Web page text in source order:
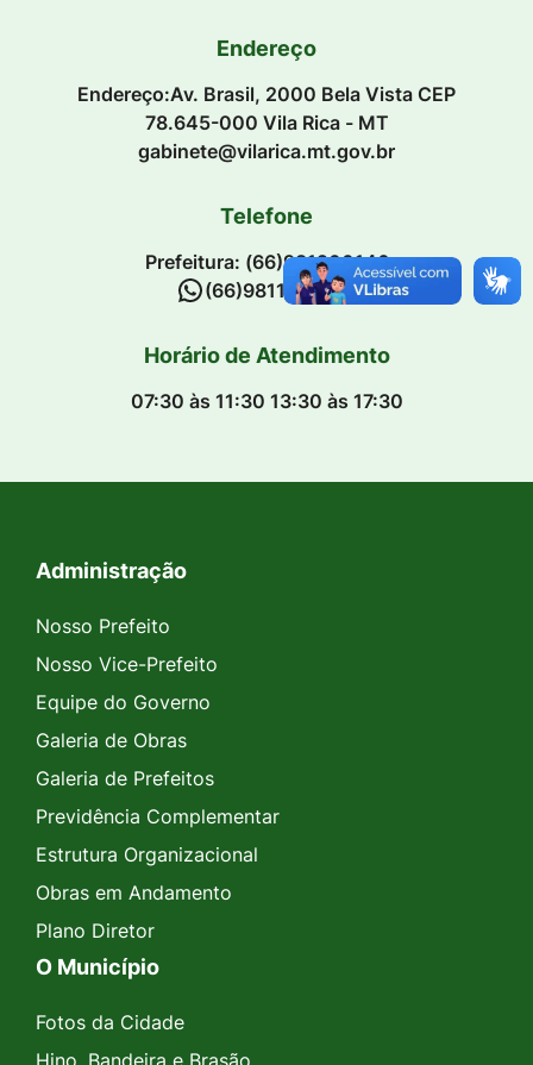
Endereço
Endereço:Av. Brasil, 2000 Bela Vista CEP
78.645-000 Vila Rica - MT
gabinete@vilarica.mt.gov.br
Telefone
Prefeitura: (66)981200146
(66)98110-0208
Horário de Atendimento
07:30 às 11:30 13:30 às 17:30
Seção do Rodapé e Contato
Administração
Nosso Prefeito
Nosso Vice-Prefeito
Equipe do Governo
Galeria de Obras
Galeria de Prefeitos
Previdência Complementar
Estrutura Organizacional
Obras em Andamento
Plano Diretor
O Município
Fotos da Cidade